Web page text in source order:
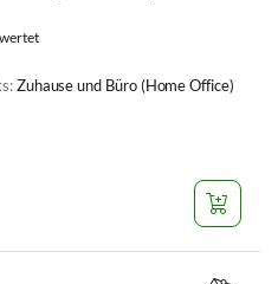
Zuhause und Büro (Home Office)